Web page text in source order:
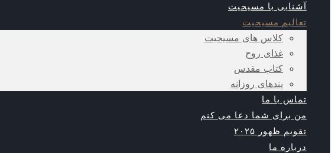
آشنایی با مسیحیت
تعالیم مسیحیت
کلاس های مسیحیت
غذای روح
کتاب مقدس
پندهای روزانه
تماس با ما
من برای شما دعا می کنم
تقویم ظهور ۲۰۲۵
درباره ما